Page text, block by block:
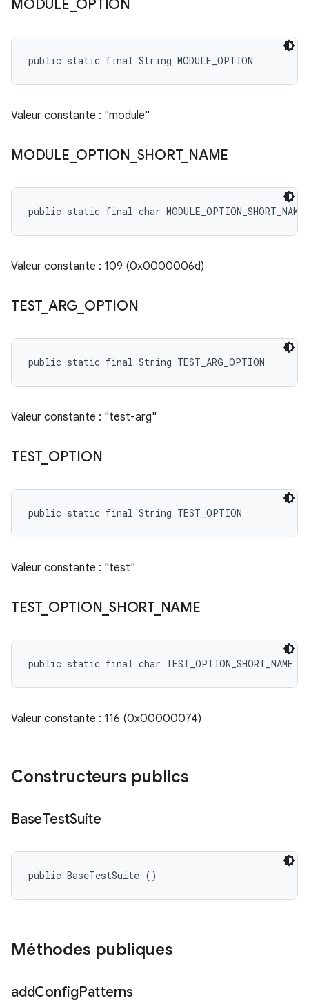
MODULE OPTION
public static final String MODULE_OPTION
Valeur constante : "module"
MODULE OPTION SHORT_ NAME
public static final char MODULE_OPTION_SHORT_NAME
Valeur constante : 109 (0x0000006d)
TEST_ ARG OPTION
public static final String TEST_ARG_OPTION
Valeur constante : "test-arg"
TEST_ OPTION
public static final String TEST_OPTION
Valeur constante : "test"
TEST_ OPTION SHORT_ NAME
public static final char TEST_OPTION_SHORT_NAME
Valeur constante : 116 (0x00000074)
Constructeurs publics
BaseTestSuite
public BaseTestSuite ()
Méthodes publiques
addConfigPatterns